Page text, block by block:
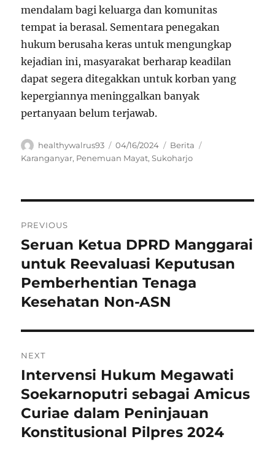
mendalam bagi keluarga dan komunitas
tempat ia berasal. Sementara penegakan
hukum berusaha keras untuk mengungkap
kejadian ini, masyarakat berharap keadilan
dapat segera ditegakkan untuk korban yang
kepergiannya meninggalkan banyak
pertanyaan belum terjawab.
Author
healthywalrus93
Posted
on
04/16/2024 Categories
Berita
Karanganyar, Penemuan Mayat,Sukoharjo
pos
PREVIOUS
Previous
post:
Seruan Ketua DPRD Manggarai
untuk Reevaluasi Keputusan
Pemberhentian Tenaga
Kesehatan Non-ASN
NEXT
Next
post:
Intervensi Hukum Megawati
Soekarnoputri sebagai Amicus
Curiae dalam Peninjauan
Konstitusional Pilpres 2024